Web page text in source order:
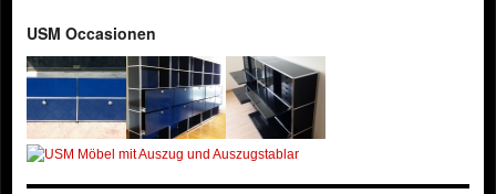
USM Occasionen